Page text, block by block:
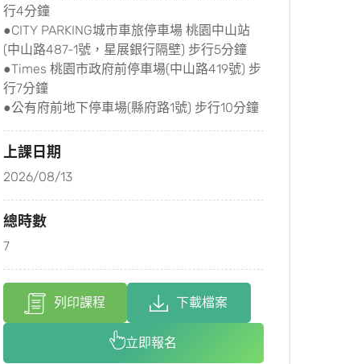
行4分鐘
●CITY PARKING城市車旅停車場 桃園中山站
(中山路487-1號，星展銀行隔壁) 步行5分鐘
●Times 桃園市政府前停車場(中山路419號) 步
行7分鐘
●公有府前地下停車場(縣府路1號) 步行10分鐘
上課日期
2026/08/13
總時數
7
列印課程 下載檔案
立即報名